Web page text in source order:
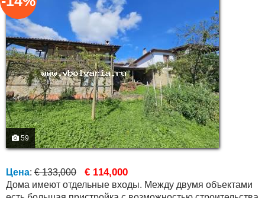
59
Цена: € 133,000 € 114,000
Дома имеют отдельные входы. Между двумя объектами